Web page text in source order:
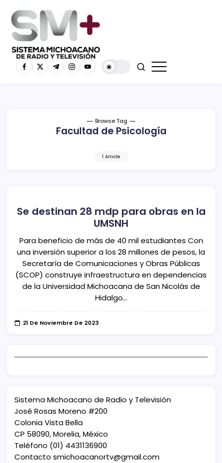
Browse Tag
Facultad de Psicología
1 Article
Se destinan 28 mdp para obras en la
UMSNH
Para beneficio de más de 40 mil estudiantes Con
una inversión superior a los 28 millones de pesos, la
Secretaría de Comunicaciones y Obras Públicas
(SCOP) construye infraestructura en dependencias
de la Universidad Michoacana de San Nicolás de
Hidalgo…
21 De Noviembre De 2023
Sistema Michoacano de Radio y Televisión
José Rosas Moreno #200
Colonia Vista Bella
CP 58090, Morelia, México
Teléfono (01) 4431136900
Contacto smichoacanortv@gmail.com